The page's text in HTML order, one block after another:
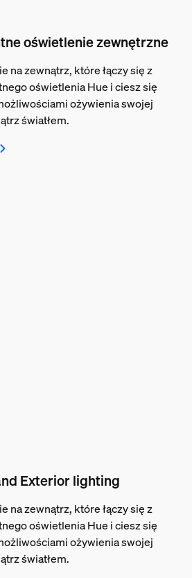
oświetlenie zewnętrzne
na zewnątrz, które łączy się z
oświetlenia Hue i ciesz się
ożywienia swojej
światłem.
Exterior lighting
na zewnątrz, które łączy się z
oświetlenia Hue i ciesz się
ożywienia swojej
światłem.